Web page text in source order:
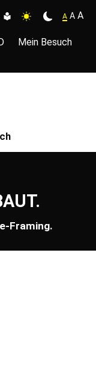
A A A
Mein Besuch
Framing.